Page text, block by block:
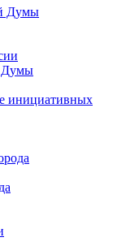
Думы
Думы
инициативных